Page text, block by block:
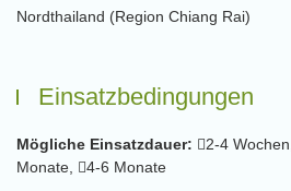
Nordthailand (Region Chiang Rai)
Einsatzbedingungen
Mögliche Einsatzdauer: 2-4 Wochen,
Monate,
4-6 Monate